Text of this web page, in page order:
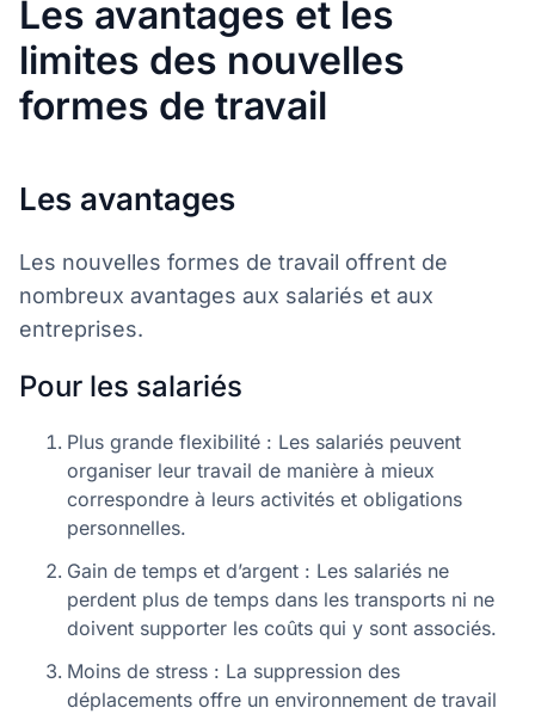
Les avantages et les
limites des nouvelles
formes de travail
Les avantages
Les nouvelles formes de travail offrent de
nombreux avantages aux salariés et aux
entreprises.
Pour les salariés
Plus grande flexibilité : Les salariés peuvent
organiser leur travail de manière à mieux
correspondre à leurs activités et obligations
personnelles.
Gain de temps et d’argent : Les salariés ne
perdent plus de temps dans les transports ni ne
doivent supporter les coûts qui y sont associés.
Moins de stress : La suppression des
déplacements offre un environnement de travail